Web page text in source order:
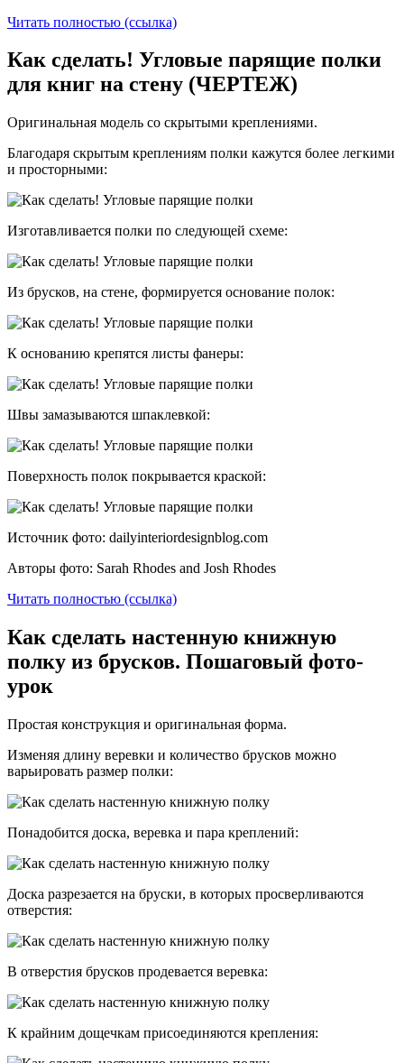
Читать полностью (ссылка)
Как сделать! Угловые парящие полки
для книг на стену (ЧЕРТЕЖ)
Оригинальная модель со скрытыми креплениями.
Благодаря скрытым креплениям полки кажутся более легкими
и просторными:
Изготавливается полки по следующей схеме:
Из брусков, на стене, формируется основание полок:
К основанию крепятся листы фанеры:
Швы замазываются шпаклевкой:
Поверхность полок покрывается краской:
Источник фото: dailyinteriordesignblog.com
Авторы фото: Sarah Rhodes and Josh Rhodes
Читать полностью (ссылка)
Как сделать настенную книжную
полку из брусков. Пошаговый фото-
урок
Простая конструкция и оригинальная форма.
Изменяя длину веревки и количество брусков можно
варьировать размер полки:
Понадобится доска, веревка и пара креплений:
Доска разрезается на бруски, в которых просверливаются
отверстия:
В отверстия брусков продевается веревка:
К крайним дощечкам присоединяются крепления: